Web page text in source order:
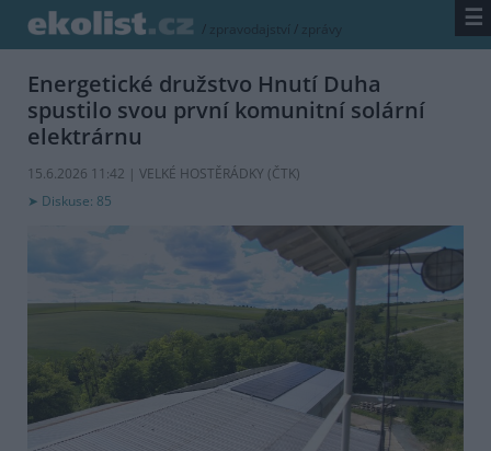
/ zpravodajství / zprávy ☰
Energetické družstvo Hnutí Duha
spustilo svou první komunitní solární
elektrárnu
15.6.2026 11:42 | VELKÉ HOSTĚRÁDKY (ČTK)
Diskuse: 85